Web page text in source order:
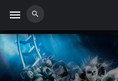
menu search